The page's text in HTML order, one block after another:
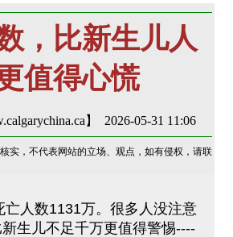
，比新生儿人
值得心慌
】 2026-05-31 11:06
实，不代表网站的立场、观点，如有侵权，请联
亡人数1131万。很多人没注意
生儿不足千万更值得警惕----